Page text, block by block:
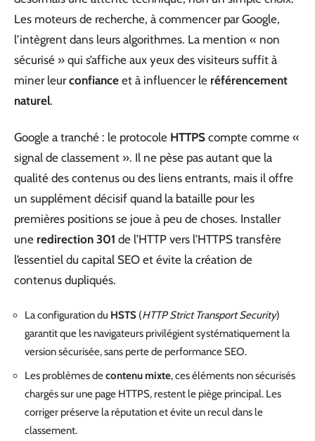
Les moteurs de recherche, à commencer par Google,
l’intègrent dans leurs algorithmes. La mention « non
sécurisé » qui s’affiche aux yeux des visiteurs suffit à
miner leurconfiance et à influencer le référencement
naturel.
Google a tranché : le protocole HTTPS compte comme «
signal de classement ». Il ne pèse pas autant que la
qualité des contenus ou des liens entrants, mais il offre
un supplément décisif quand la bataille pour les
premières positions se joue à peu de choses. Installer
une redirection 301 de l’HTTP vers l’HTTPS transfère
l’essentiel du capital SEO et évite la création de
contenus dupliqués.
La configuration du HSTS (HTTP Strict Transport Security)
garantit que les navigateurs privilégient systématiquement la
version sécurisée, sans perte de performance SEO.
Les problèmes decontenu mixte, ces éléments non sécurisés
chargés sur une page HTTPS, restent le piège principal. Les
corriger préserve la réputation et évite un recul dans le
classement.